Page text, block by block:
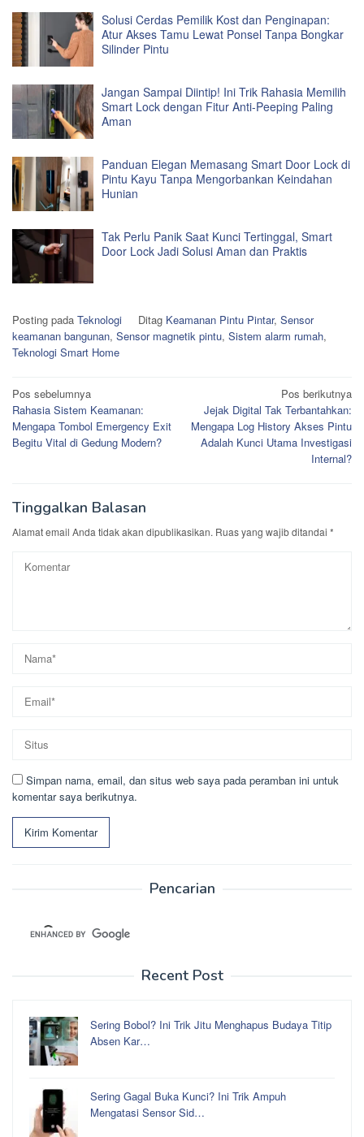
Solusi Cerdas Pemilik Kost dan Penginapan:
Atur Akses Tamu Lewat Ponsel Tanpa Bongkar
Silinder Pintu
Jangan Sampai Diintip! Ini Trik Rahasia Memilih
Smart Lock dengan Fitur Anti-Peeping Paling
Aman
Panduan Elegan Memasang Smart Door Lock di
Pintu Kayu Tanpa Mengorbankan Keindahan
Hunian
Tak Perlu Panik Saat Kunci Tertinggal, Smart
Door Lock Jadi Solusi Aman dan Praktis
Posting pada Teknologi Ditag Keamanan Pintu Pintar, Sensor
keamanan bangunan, Sensor magnetik pintu, Sistem alarm rumah,
Teknologi Smart Home
Navigasi
pos
Pos sebelumnya
Rahasia Sistem Keamanan:
Mengapa Tombol Emergency Exit
Begitu Vital di Gedung Modern?
Pos berikutnya
Jejak Digital Tak Terbantahkan:
Mengapa Log History Akses Pintu
Adalah Kunci Utama Investigasi
Internal?
Tinggalkan Balasan
Alamat email Anda tidak akan dipublikasikan. Ruas yang wajib ditandai *
Simpan nama, email, dan situs web saya pada peramban ini untuk
komentar saya berikutnya.
Pencarian
Recent Post
Sering Bobol? Ini Trik Jitu Menghapus Budaya Titip
Absen Kar…
Sering Gagal Buka Kunci? Ini Trik Ampuh
Mengatasi Sensor Sid…